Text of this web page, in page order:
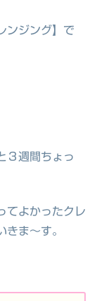
ンジング】で
３週間ちょっ
てよかったクレ
ま～す。